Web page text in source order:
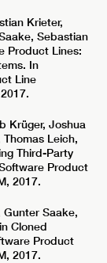
Krieter,
Sebastian
Product Lines:
In
Line
Krüger, Joshua
Leich,
Third-Party
Product
2017.
Gunter Saake,
Cloned
Product
2017.